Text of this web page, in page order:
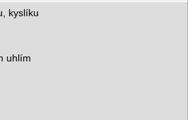
kyslíku
uhlím